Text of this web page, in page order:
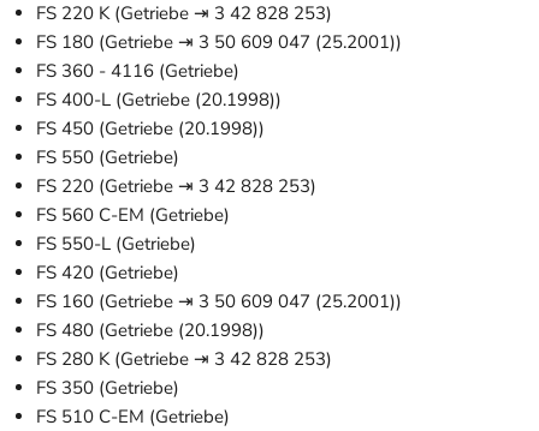
FS 220 K (Getriebe ⇥ 3 42 828 253)
FS 180 (Getriebe ⇥ 3 50 609 047 (25.2001))
FS 360 - 4116 (Getriebe)
FS 400-L (Getriebe (20.1998))
FS 450 (Getriebe (20.1998))
FS 550 (Getriebe)
FS 220 (Getriebe ⇥ 3 42 828 253)
FS 560 C-EM (Getriebe)
FS 550-L (Getriebe)
FS 420 (Getriebe)
FS 160 (Getriebe ⇥ 3 50 609 047 (25.2001))
FS 480 (Getriebe (20.1998))
FS 280 K (Getriebe ⇥ 3 42 828 253)
FS 350 (Getriebe)
FS 510 C-EM (Getriebe)